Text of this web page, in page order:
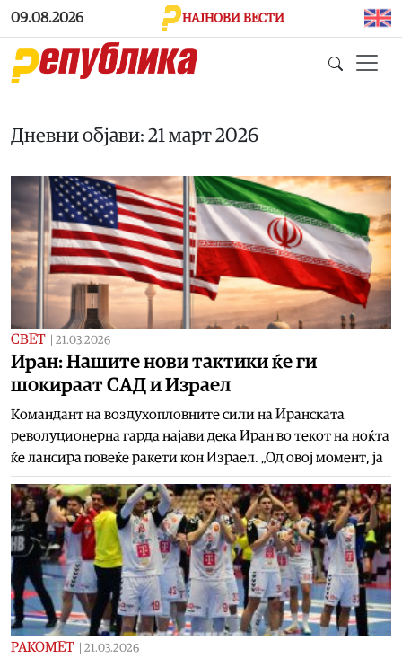
Skip to main content
09.08.2026 НАЈНОВИ ВЕСТИ
Дневни објави: 21 март 2026
СВЕТ 21.03.2026
Иран: Нашите нови тактики ќе ги
шокираат САД и Израел
Командант на воздухопловните сили на Иранската
револуционерна гарда најави дека Иран во текот на ноќта
ќе лансира повеќе ракети кон Израел. „Од овој момент, ја
РАКОМЕТ 21.03.2026